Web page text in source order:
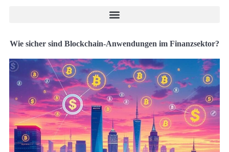
Wie sicher sind Blockchain-Anwendungen im Finanzsektor?